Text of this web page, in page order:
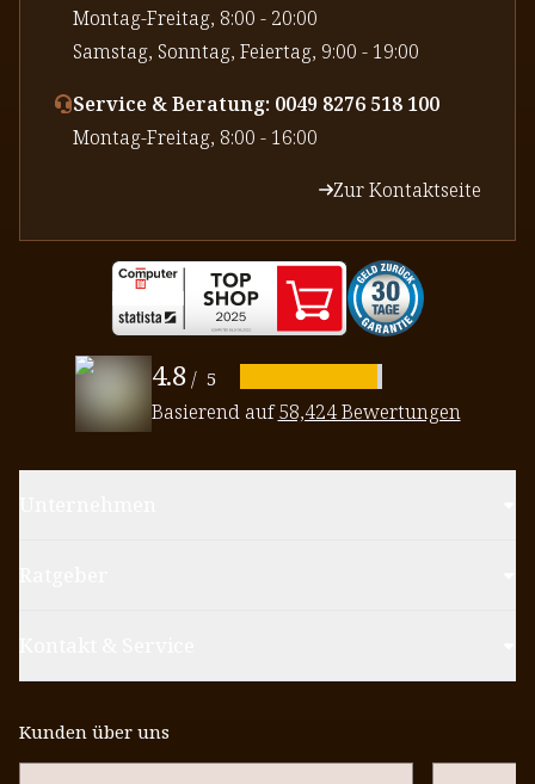
⁠Montag-Freitag, 8:00 - 20:00
⁠Samstag, Sonntag, Feiertag, 9:00 - 19:00
Service & Beratung: 0049 8276 518 100
⁠Montag-Freitag, 8:00 - 16:00
Zur Kontaktseite
4.8 / 5
Basierend auf58,424 Bewertungen
Kunden über uns